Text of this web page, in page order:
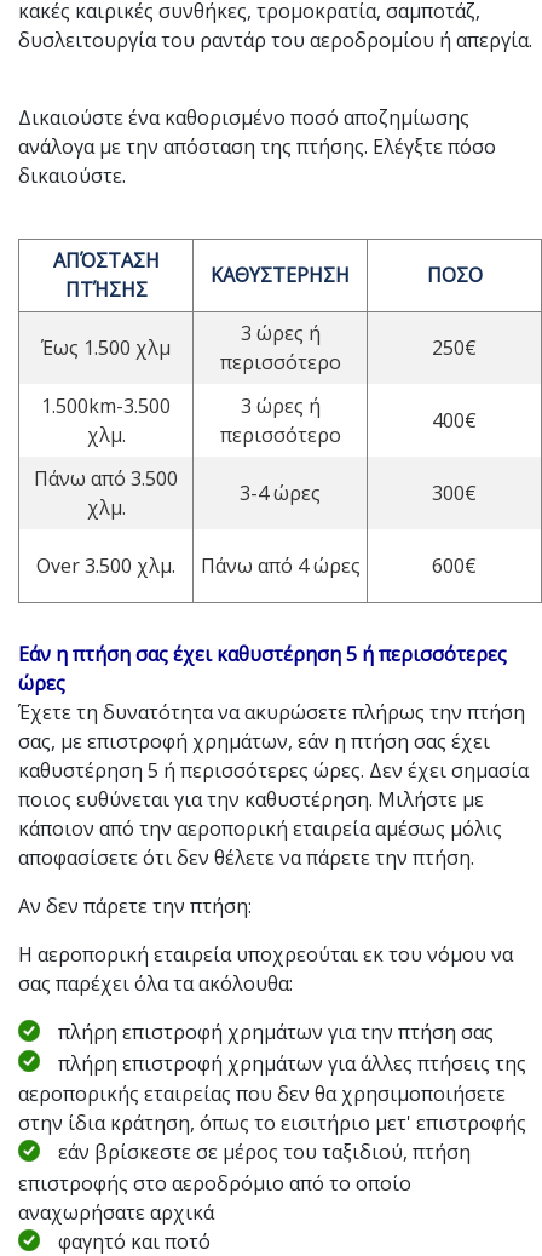
κακές καιρικές συνθήκες, τρομοκρατία, σαμποτάζ,
δυσλειτουργία του ραντάρ του αεροδρομίου ή απεργία.
Δικαιούστε ένα καθορισμένο ποσό αποζημίωσης
ανάλογα με την απόσταση της πτήσης. Ελέγξτε πόσο
δικαιούστε.
ΑΠΌΣΤΑΣΗ
ΠΤΉΣΗΣ
ΚΑΘΥΣΤΕΡΗΣΗ ΠΟΣΟ
Έως 1.500 χλμ
3 ώρες ή
περισσότερο
250€
1.500km-3.500
χλμ.
3 ώρες ή
περισσότερο
400€
Πάνω από 3.500
χλμ.
3-4 ώρες 300€
Over 3.500 χλμ. Πάνω από 4 ώρες 600€
Εάν η πτήση σας έχει καθυστέρηση 5 ή περισσότερες
ώρες
Έχετε τη δυνατότητα να ακυρώσετε πλήρως την πτήση
σας, με επιστροφή χρημάτων, εάν η πτήση σας έχει
καθυστέρηση 5 ή περισσότερες ώρες. Δεν έχει σημασία
ποιος ευθύνεται για την καθυστέρηση. Μιλήστε με
κάποιον από την αεροπορική εταιρεία αμέσως μόλις
αποφασίσετε ότι δεν θέλετε να πάρετε την πτήση.
Αν δεν πάρετε την πτήση:
Η αεροπορική εταιρεία υποχρεούται εκ του νόμου να
σας παρέχει όλα τα ακόλουθα:
πλήρη επιστροφή χρημάτων για την πτήση σας
πλήρη επιστροφή χρημάτων για άλλες πτήσεις της
αεροπορικής εταιρείας που δεν θα χρησιμοποιήσετε
στην ίδια κράτηση, όπως το εισιτήριο μετ' επιστροφής
εάν βρίσκεστε σε μέρος του ταξιδιού, πτήση
επιστροφής στο αεροδρόμιο από το οποίο
αναχωρήσατε αρχικά
φαγητό και ποτό